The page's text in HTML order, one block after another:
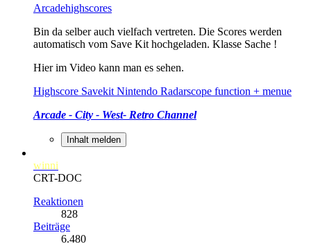
Arcadehighscores
Bin da selber auch vielfach vertreten. Die Scores werden
automatisch vom Save Kit hochgeladen. Klasse Sache !
Hier im Video kann man es sehen.
Highscore Savekit Nintendo Radarscope function + menue
Arcade - City - West- Retro Channel
Inhalt melden
winni
CRT-DOC
Reaktionen
828
Beiträge
6.480